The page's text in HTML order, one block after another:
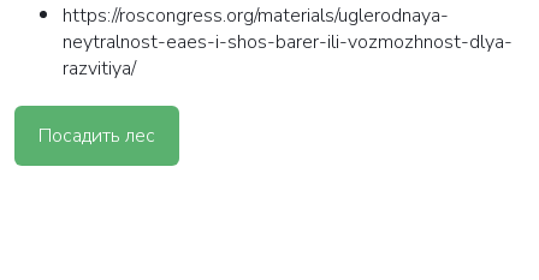
https://roscongress.org/materials/uglerodnaya-
neytralnost-eaes-i-shos-barer-ili-vozmozhnost-dlya-
razvitiya/
Посадить лес